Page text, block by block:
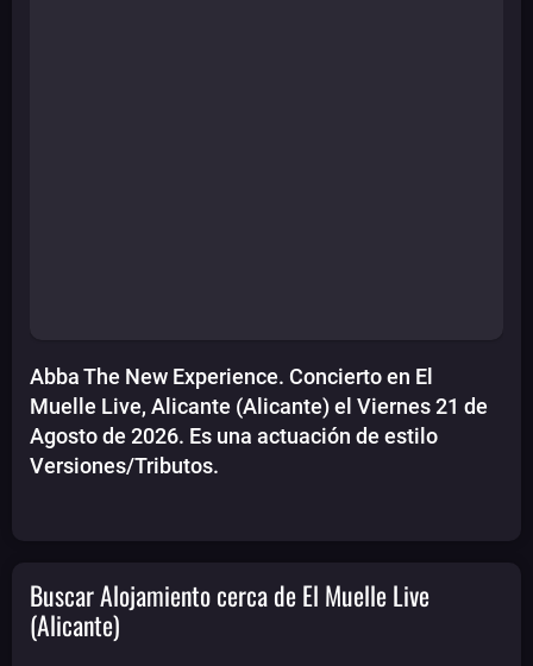
Abba The New Experience. Concierto en El
Muelle Live, Alicante (Alicante) el Viernes 21 de
Agosto de 2026. Es una actuación de estilo
Versiones/Tributos.
Buscar Alojamiento cerca de El Muelle Live
(Alicante)